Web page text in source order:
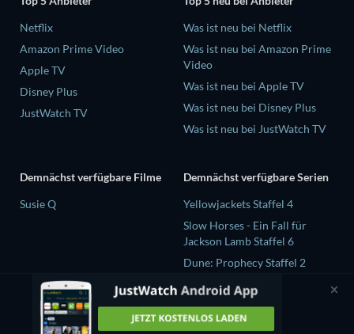
Netflix
Amazon Prime Video
Apple TV
Disney Plus
JustWatch TV
Was ist neu bei Netflix
Was ist neu bei Amazon Prime
Video
Was ist neu bei Apple TV
Was ist neu bei Disney Plus
Was ist neu bei JustWatch TV
Demnächst verfügbare Filme
Susie Q
Demnächst verfügbare Serien
Yellowjackets Staffel 4
Slow Horses - Ein Fall für
Jackson Lamb Staffel 6
Dune: Prophecy Staffel 2
The Gentlemen Staffel 2
Love Is Blind: UK Staffel 3